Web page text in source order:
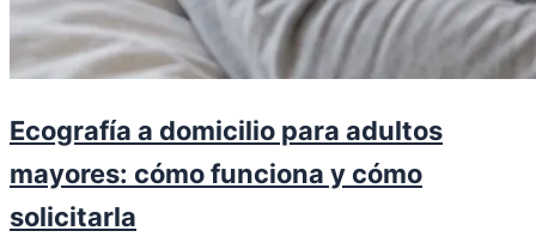
Ecografía a domicilio para adultos
mayores: cómo funciona y cómo
solicitarla